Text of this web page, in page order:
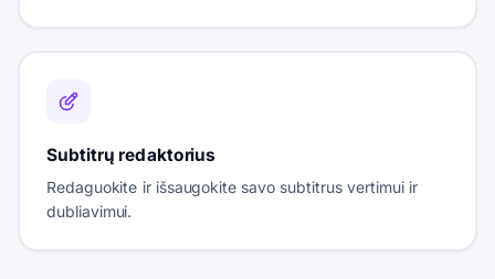
Subtitrų redaktorius
Redaguokite ir išsaugokite savo subtitrus vertimui ir
dubliavimui.